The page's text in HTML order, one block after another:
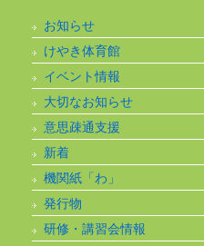
お知らせ
けやき体育館
イベント情報
大切なお知らせ
意思疎通支援
新着
機関紙「わ」
発行物
研修・講習会情報